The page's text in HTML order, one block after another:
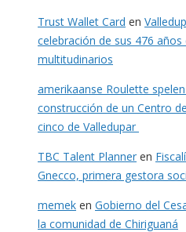
Trust Wallet Card en
celebración de sus 476
multitudinarios
amerikaanse Roulette
construcción de un Centro
cinco de Valledupar
TBC Talent Planner en
Gnecco, primera gestora
memek en Gobierno del
la comunidad de Chiriguaná